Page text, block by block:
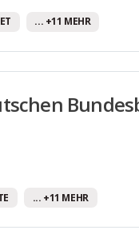
... +11 MEHR
... +11 MEHR